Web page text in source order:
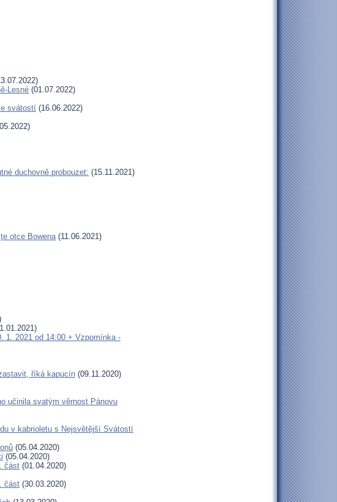
Lesné (01.07.2022)
svátostí (16.06.2022)
duchovně probouzet: (15.11.2021)
otce Bowena(11.06.2021)
1. 2021 od 14:00 + Vzpomínka -
říká kapucín (09.11.2020)
učinila svatým věrnost Pánovu
v kabrioletu s Nejsvětější Svátostí
(05.04.2020)
(05.04.2020)
část (01.04.2020)
část (30.03.2020)